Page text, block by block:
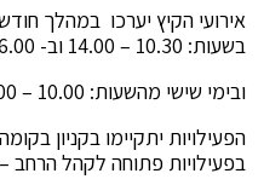
אירועי הקיץ יערכו במהלך
בשעות: 10.30 – 14.00 וב- 16.00 – 19.00 .
ובימי שישי מהשעות: 10.00 – 14.00
בפעילויות פתוחה לקהל הרחב